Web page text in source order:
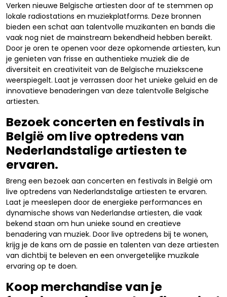
Verken nieuwe Belgische artiesten door af te stemmen op
lokale radiostations en muziekplatforms. Deze bronnen
bieden een schat aan talentvolle muzikanten en bands die
vaak nog niet de mainstream bekendheid hebben bereikt.
Door je oren te openen voor deze opkomende artiesten, kun
je genieten van frisse en authentieke muziek die de
diversiteit en creativiteit van de Belgische muziekscene
weerspiegelt. Laat je verrassen door het unieke geluid en de
innovatieve benaderingen van deze talentvolle Belgische
artiesten.
Bezoek concerten en festivals in
België om live optredens van
Nederlandstalige artiesten te
ervaren.
Breng een bezoek aan concerten en festivals in België om
live optredens van Nederlandstalige artiesten te ervaren.
Laat je meeslepen door de energieke performances en
dynamische shows van Nederlandse artiesten, die vaak
bekend staan om hun unieke sound en creatieve
benadering van muziek. Door live optredens bij te wonen,
krijg je de kans om de passie en talenten van deze artiesten
van dichtbij te beleven en een onvergetelijke muzikale
ervaring op te doen.
Koop merchandise van je